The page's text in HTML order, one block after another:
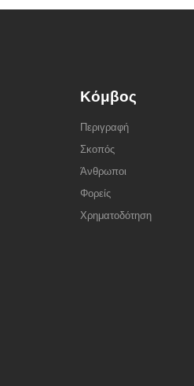
Κόμβος
Περιγραφή
Σκοπός
Άνθρωποι
Φορείς
Χρηματοδότηση